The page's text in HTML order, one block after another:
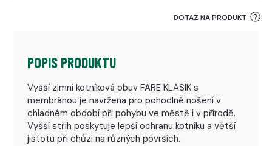
DOTAZ NA PRODUKT
POPIS PRODUKTU
Vyšší zimní kotníková obuv FARE KLASIK s
membránou je navržena pro pohodlné nošení v
chladném období při pohybu ve městě i v přírodě.
Vyšší střih poskytuje lepší ochranu kotníku a větší
jistotu při chůzi na různých površích.